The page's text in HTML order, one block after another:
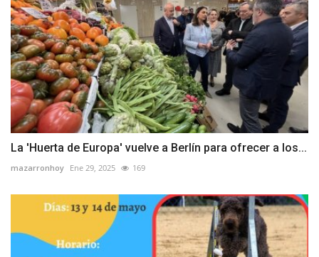
La 'Huerta de Europa' vuelve a Berlín para ofrecer a los...
mazarronhoy Ene 29, 2025 169